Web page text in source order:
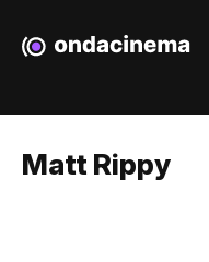
Matt Rippy